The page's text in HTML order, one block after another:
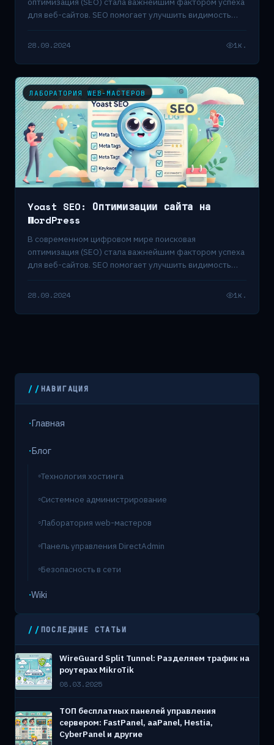
для веб-сайтов. SEO помогает улучшить видимость
28.09.2024 1к.
ЛАБОРАТОРИЯ WEB-МАСТЕРОВ
Yoast SEO: Оптимизации сайта на
WordPress
В современном цифровом мире поисковая
оптимизация (SEO) стала важнейшим фактором успеха
для веб-сайтов. SEO помогает улучшить видимость
28.09.2024 1к.
НАВИГАЦИЯ
Главная
Блог
Технология хостинга
Системное администрирование
Лаборатория web-мастеров
Панель управления DirectAdmin
Безопасность в сети
Wiki
ПОСЛЕДНИЕ СТАТЬИ
WireGuard Split Tunnel: Разделяем трафик на
роутерах MikroTik
08.03.2025
ТОП бесплатных панелей управления
сервером: FastPanel, aaPanel, Hestia,
CyberPanel и другие